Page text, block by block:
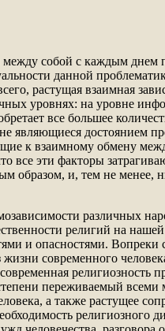
собой с каждым днем
данной
растущая взаимная
уровнях: на уровне
все большее
являющиеся достоянием
к взаимному обмену
все эти факторы
образом, и, тем не менее,
различных
религий на
и опасностями. Вопреки
жизни современного
религиозность
переживаемый
а также растущее
религиозного